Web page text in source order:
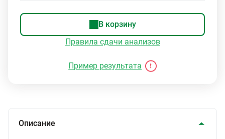
В корзину
Правила сдачи анализов
Пример результата
Описание